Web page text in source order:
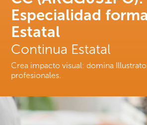
Especialidad
Estatal
Continua Estatal
Crea impacto visual: domina
profesionales.